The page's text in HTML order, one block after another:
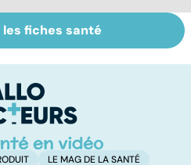
Pneumothorax :
quand l'air
poumons
fiches santé
LE MAG DE LA SANTÉ